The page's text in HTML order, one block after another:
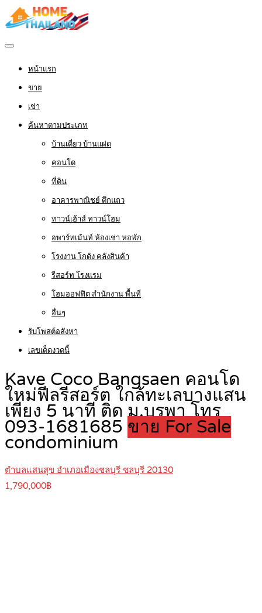
หน้าแรก
ขาย
เช่า
ค้นหาตามประเภท
บ้านเดี่ยว บ้านแฝด
คอนโด
ที่ดิน
อาคารพาณิชย์ ตึกแถว
ทาวน์เฮ้าส์ ทาวน์โฮม
อพาร์ทเม้นท์ ห้องเช่า หอพัก
โรงงาน โกดัง คลังสินค้า
รีสอร์ท โรงแรม
โฮมออฟฟิต สำนักงาน พื้นที่
อื่นๆ
รับโพสต์อสังหา
เลขเด็ดงวดนี้
Kave Coco Bangsaen คอนโด
ใหม่ฟีลรีสอร์ต ใกล้ทะเลบางแสน
เพียง 5 นาที ติด ม.บูรพา โทร
093-1681685 ขาย For Sale
condominium
ตำบลแสนสุข อำเภอเมืองชลบุรี ชลบุรี 20130
1,790,000฿